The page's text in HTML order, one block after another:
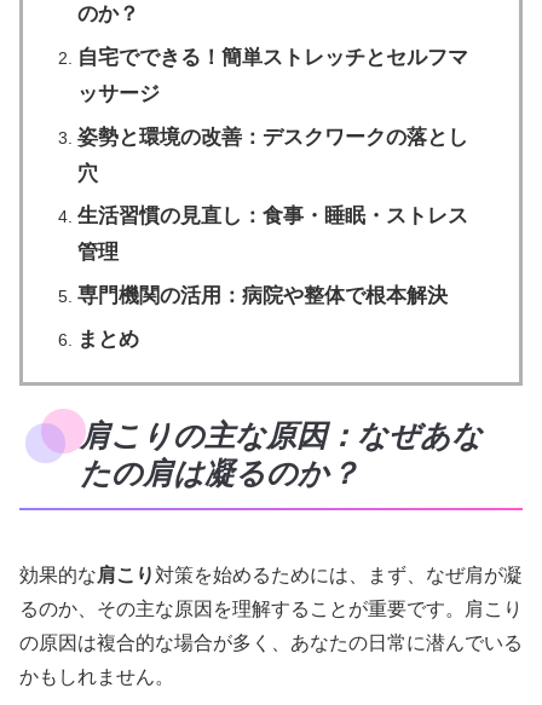
のか？
自宅でできる！簡単ストレッチとセルフマ
ッサージ
姿勢と環境の改善：デスクワークの落とし
穴
生活習慣の見直し：食事・睡眠・ストレス
管理
専門機関の活用：病院や整体で根本解決
まとめ
肩こりの主な原因：なぜあな
たの肩は凝るのか？
効果的な肩こり 対策を始めるためには、まず、なぜ肩が凝
るのか、その主な原因を理解することが重要です。肩こり
の原因は複合的な場合が多く、あなたの日常に潜んでいる
かもしれません。